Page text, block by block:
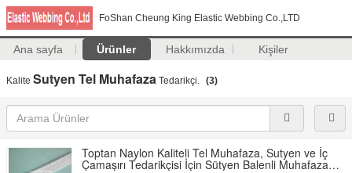
FoShan Cheung King Elastic Webbing Co.,LTD
Ana sayfa Ürünler Hakkımızda Kişiler
Kalite Sutyen Tel Muhafaza Tedarikçi. (3)
Toptan Naylon Kaliteli Tel Muhafaza, Sutyen ve İç
Çamaşırı Tedarikçisi İçin Sütyen Balenli Muhafaza